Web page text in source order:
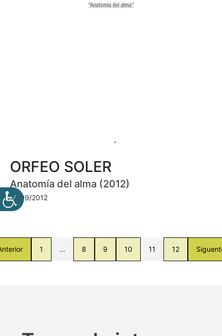
ORFEO SOLER
Anatomía del alma (2012)
01/09/2012
1 … 8 9 10 11 12